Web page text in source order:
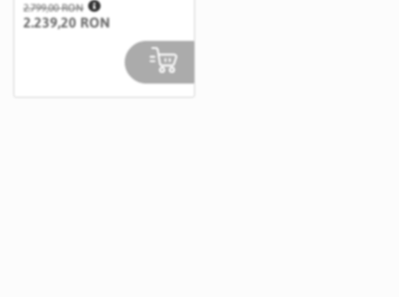
2.799,00 RON
2.239,20 RON